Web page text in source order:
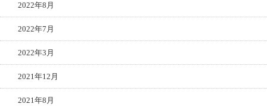
2022年8月
2022年7月
2022年3月
2021年12月
2021年8月